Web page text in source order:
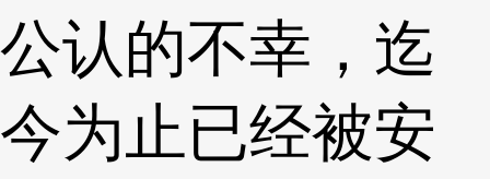
公认的不幸，迄
今为止已经被安